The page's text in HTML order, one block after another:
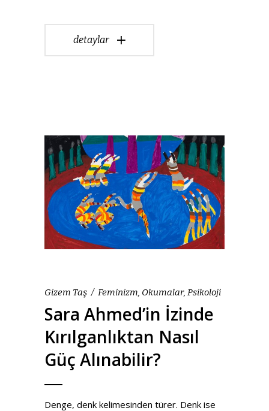
detaylar
Gizem Taş Feminizm, Okumalar, Psikoloji
Sara Ahmed’in İzinde
Kırılganlıktan Nasıl
Güç Alınabilir?
Denge, denk kelimesinden türer. Denk ise